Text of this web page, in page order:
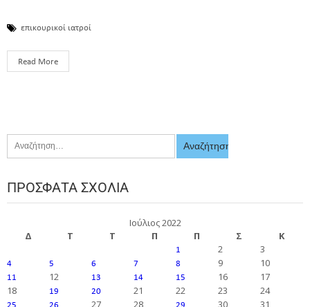
επικουρικοί ιατροί
Read More
ΠΡΌΣΦΑΤΑ ΣΧΌΛΙΑ
Ιούλιος 2022
Δ
Τ Τ Π Π Σ Κ
1 2 3
4 5 6 7 8 9 10
11 12 13 14 15 16
17
18
19 20 21 22 23 24
27 28 30 31